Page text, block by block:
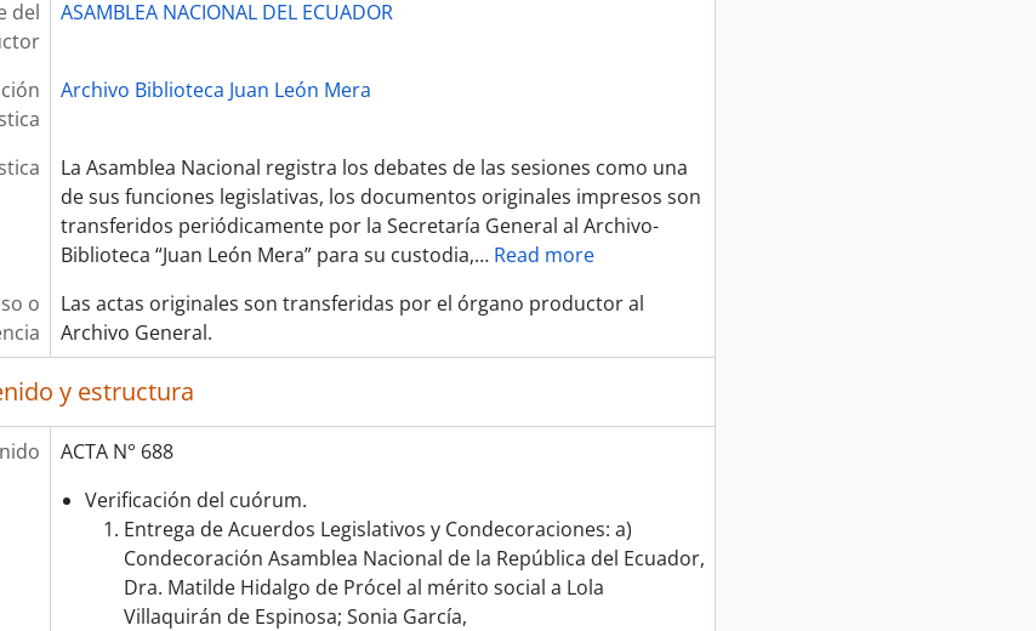
del
ASAMBLEA NACIONAL DEL ECUADOR
Archivo Biblioteca Juan León Mera
La Asamblea Nacional registra los debates de las sesiones como una
de sus funciones legislativas, los documentos originales impresos son
transferidos periódicamente por la Secretaría General al Archivo-
Biblioteca “Juan León Mera” para su custodia,… Read more
o
Las actas originales son transferidas por el órgano productor al
Archivo General.
y estructura
ACTA N° 688
Verificación del cuórum.
Entrega de Acuerdos Legislativos y Condecoraciones: a)
Condecoración Asamblea Nacional de la República del Ecuador,
Dra. Matilde Hidalgo de Prócel al mérito social a Lola
Villaquirán de Espinosa; Sonia García,